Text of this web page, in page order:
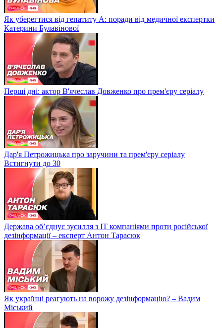
Як уберегтися від гепатиту А: поради від медичної експертки
Катерини Булавінової
Перші дні: актор В'ячеслав Довженко про прем'єру серіалу
Дар'я Петрожицька про заручини та прем'єру серіалу
Встигнути до 30
Держава об’єднує зусилля з ІТ компаніями проти російської
дезінформації – експерт Антон Тарасюк
Як українці реагують на ворожу дезінформацію? – Вадим
Міський